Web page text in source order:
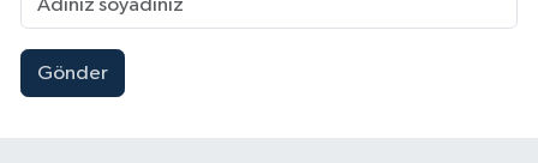
Gönder